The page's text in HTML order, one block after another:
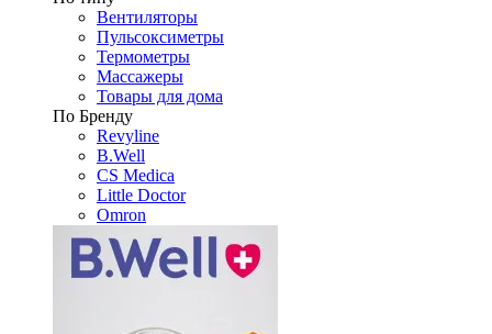
Вентиляторы
Пульсоксиметры
Термометры
Массажеры
Товары для дома
По Бренду
Revyline
B.Well
CS Medica
Little Doctor
Omron